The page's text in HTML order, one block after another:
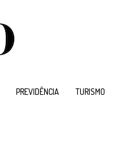
PREVIDÊNCIA TURISMO